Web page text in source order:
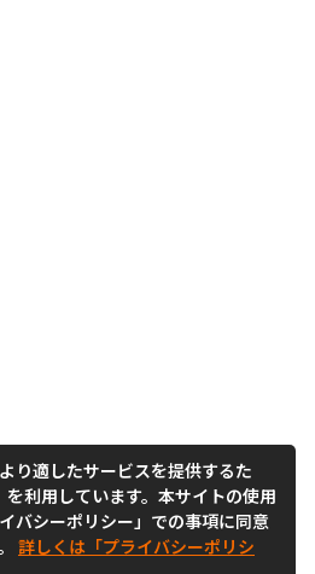
り適したサービスを提供するた
利用しています。本サイトの使用
バシーポリシー」での事項に同意
詳しくは「プライバシーポリシ